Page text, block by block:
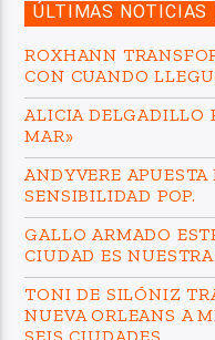
ÚLTIMAS NOTICIAS
ROXHANN
CON CUANDO
ALICIA DELGADILLO
MAR»
ANDYVERE
SENSIBILIDAD POP.
GALLO ARMADO
CIUDAD ES
TONI DE SILÓNIZ
NUEVA ORLEANS A
SEIS CIUDADES